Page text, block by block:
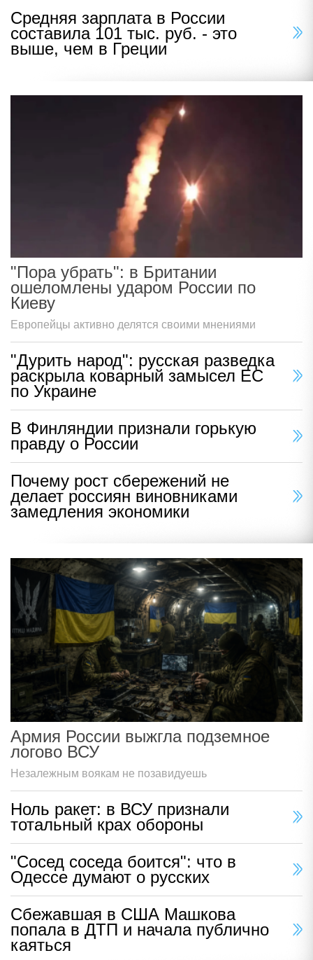
Средняя зарплата в России
составила 101 тыс. руб. - это
выше, чем в Греции
"Пора убрать": в Британии
ошеломлены ударом России по
Киеву
Европейцы активно делятся своими мнениями
"Дурить народ": русская разведка
раскрыла коварный замысел ЕС
по Украине
В Финляндии признали горькую
правду о России
Почему рост сбережений не
делает россиян виновниками
замедления экономики
Армия России выжгла подземное
логово ВСУ
Незалежным воякам не позавидуешь
Ноль ракет: в ВСУ признали
тотальный крах обороны
"Сосед соседа боится": что в
Одессе думают о русских
Сбежавшая в США Машкова
попала в ДТП и начала публично
каяться